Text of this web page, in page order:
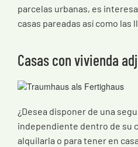
parcelas urbanas, es
casas pareadas así como las
Casas con vivienda
¿Desea disponer de una
independiente dentro de su
alquilarla o para tener en